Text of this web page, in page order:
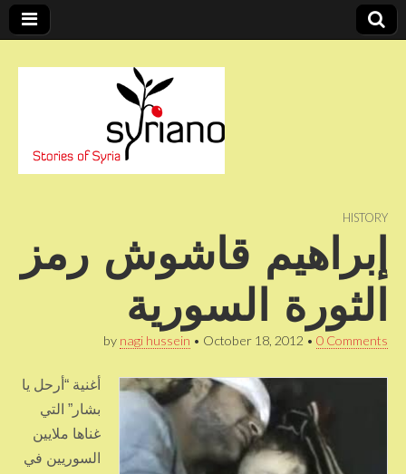
syriano HISTORY
إبراهيم قاشوش رمز
الثورة السورية
by nagi hussein • October 18, 2012 • 0 Comments
أغنية “أرحل يا
بشار” التي
غناها ملايين
السوريين في